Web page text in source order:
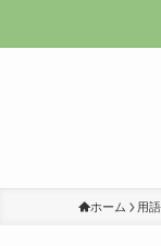
ホーム 用